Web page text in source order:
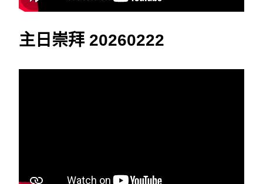
主日崇拜 20260222